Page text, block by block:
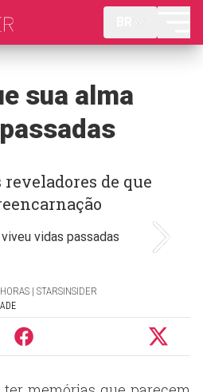
sua alma
de que
| STARSINSIDER